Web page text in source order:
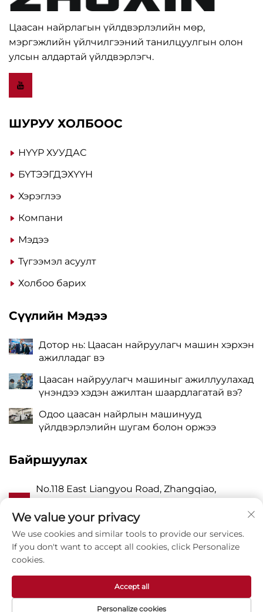
Цаасан найрлагын үйлдвэрлэлийн мөр,
мэргэжлийн үйлчилгээний танилцуулгын олон
улсын алдартай үйлдвэрлэгч.
ШУРУУ ХОЛБООС
НҮҮР ХУУДАС
БҮТЭЭГДЭХҮҮН
Хэрэглээ
Компани
Мэдээ
Түгээмэл асуулт
Холбоо барих
Сүүлийн Мэдээ
Дотор нь: Цаасан найруулагч машин хэрхэн
ажилладаг вэ
Цаасан найруулагч машиныг ажиллуулахад
үнэндээ хэдэн ажилтан шаардлагатай вэ?
Одоо цаасан найрлын машинууд
үйлдвэрлэлийн шугам болон оржээ
Байршуулах
А
No.118 East Liangyou Road, Zhangqiao,
Wanquan Town, Pingyang, Wenzhou City,
Zhejiang P.R. China 325409
P 8615988795434
We value your privacy
We use cookies and similar tools to provide our services.
If you don't want to accept all cookies, click Personalize
cookies.
Personalize cookies
Accept all